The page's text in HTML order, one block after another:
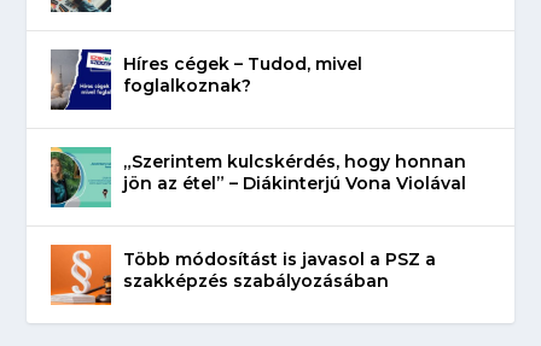
Híres cégek – Tudod, mivel
foglalkoznak?
„Szerintem kulcskérdés, hogy honnan
jön az étel” – Diákinterjú Vona Violával
Több módosítást is javasol a PSZ a
szakképzés szabályozásában